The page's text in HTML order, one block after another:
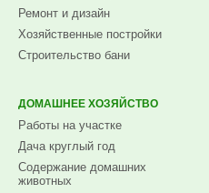
Ремонт и дизайн
Хозяйственные постройки
Строительство бани
ДОМАШНЕЕ ХОЗЯЙСТВО
Работы на участке
Дача круглый год
Содержание домашних
животных